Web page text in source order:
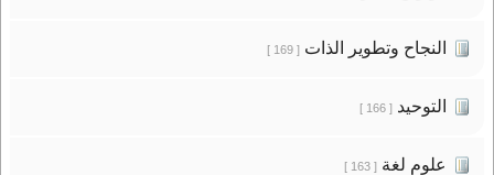
النجاح وتطوير الذات[ 169 ]
التوحيد[ 166 ]
علوم لغة[ 163 ]